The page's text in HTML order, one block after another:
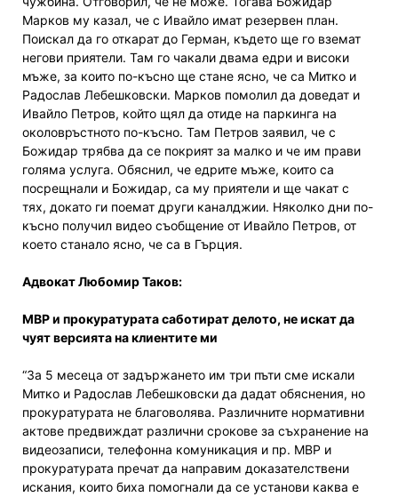
Марков му казал, че с Ивайло имат резервен план.
Поискал да го откарат до Герман, където ще го вземат
негови приятели. Там го чакали двама едри и високи
мъже, за които по-късно ще стане ясно, че са Митко и
Радослав Лебешковски. Марков помолил да доведат и
Ивайло Петров, който щял да отиде на паркинга на
околовръстното по-късно. Там Петров заявил, че с
Божидар трябва да се покрият за малко и че им прави
голяма услуга. Обяснил, че едрите мъже, които са
посрещнали и Божидар, са му приятели и ще чакат с
тях, докато ги поемат други каналджии. Няколко дни по-
късно получил видео съобщение от Ивайло Петров, от
което станало ясно, че са в Гърция.
Адвокат Любомир Таков:
МВР и прокуратурата саботират делото, не искат да
чуят версията на клиентите ми
“За 5 месеца от задържането им три пъти сме искали
Митко и Радослав Лебешковски да дадат обяснения, но
прокуратурата не благоволява. Различните нормативни
актове предвиждат различни срокове за съхранение на
видеозаписи, телефонна комуникация и пр. МВР и
прокуратурата пречат да направим доказателствени
искания, които биха помогнали да се установи каква е